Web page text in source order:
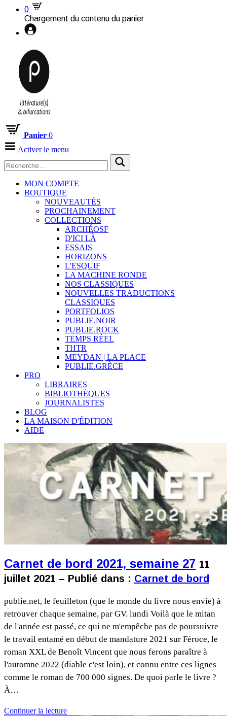
0
Chargement du contenu du panier
Panier 0
Activer le menu
MON COMPTE
BOUTIQUE
NOUVEAUTÉS
PROCHAINEMENT
COLLECTIONS
ARCHÉOSF
D'ICI LÀ
ESSAIS
HORIZONS
L'ESQUIF
LA MACHINE RONDE
NOS CLASSIQUES
NOUVELLES TRADUCTIONS
CLASSIQUES
PORTFOLIOS
PUBLIE.NOIR
PUBLIE.ROCK
TEMPS RÉEL
THTR
MEYDAN | LA PLACE
PUBLIE.GRÈCE
PRO
LIBRAIRES
BIBLIOTHÈQUES
JOURNALISTES
BLOG
LA MAISON D'ÉDITION
AIDE
Carnet de bord 2021, semaine 27 11
juillet 2021 – Publié dans : Carnet de bord
publie.net, le feuilleton (que le monde du livre nous envie) à
retrouver chaque semaine, par GV. lundi Voilà que le mitan
de l'année est passé, ce qui ne m'empêche pas de poursuivre
le travail entamé en début de mandature 2021 sur Féroce, le
roman XXL de Benoît Vincent que nous ferons paraître à
l'automne 2022 (diable c'est loin), et connu entre ces lignes
comme le roman de 700 000 signes. De quoi parle le livre ?
À…
Continuer la lecture